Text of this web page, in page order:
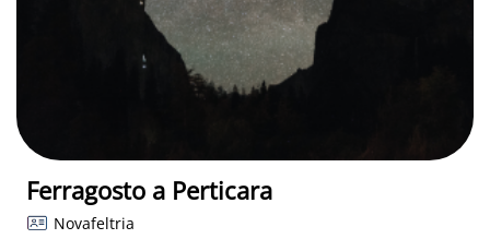
Ferragosto a Perticara
Novafeltria